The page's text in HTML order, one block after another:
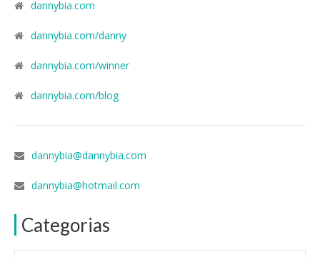
dannybia.com
dannybia.com/danny
dannybia.com/winner
dannybia.com/blog
dannybia@dannybia.com
dannybia@hotmail.com
Categorias